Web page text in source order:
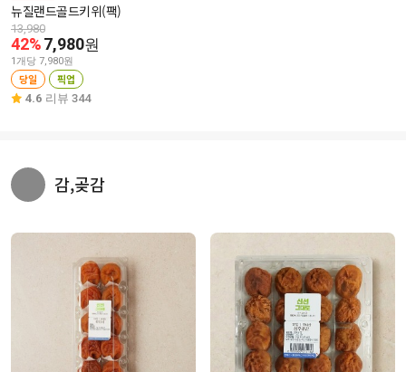
뉴질랜드골드키위(팩)
13,980
42%7,980원
1개당 7,980원
당일 픽업
4.6 리뷰 344
감,곶감